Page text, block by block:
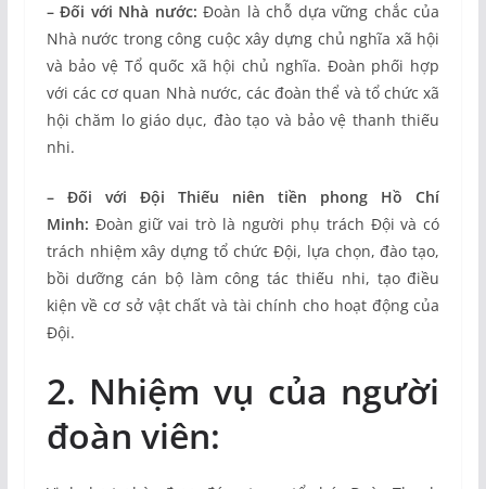
– Đối với Nhà nước: Đoàn là chỗ dựa vững chắc của
Nhà nước trong công cuộc xây dựng chủ nghĩa xã hội
và bảo vệ Tổ quốc xã hội chủ nghĩa. Đoàn phối hợp
với các cơ quan Nhà nước, các đoàn thể và tổ chức xã
hội chăm lo giáo dục, đào tạo và bảo vệ thanh thiếu
nhi.
– Đối với Đội Thiếu niên tiền phong Hồ Chí
Minh: Đoàn giữ vai trò là người phụ trách Đội và có
trách nhiệm xây dựng tổ chức Đội, lựa chọn, đào tạo,
bồi dưỡng cán bộ làm công tác thiếu nhi, tạo điều
kiện về cơ sở vật chất và tài chính cho hoạt động của
Đội.
2. Nhiệm vụ của người
đoàn viên: